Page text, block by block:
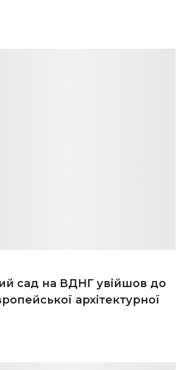
сад на ВДНГ увійшов до
архітектурної